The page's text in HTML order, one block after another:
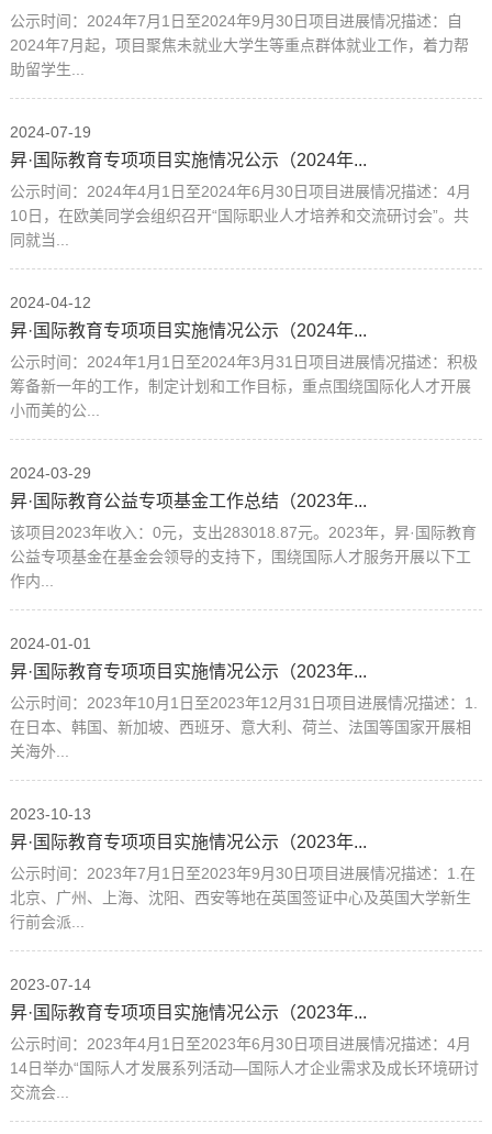
公示时间：2024年7月1日至2024年9月30日项目进展情况描述：自
2024年7月起，项目聚焦未就业大学生等重点群体就业工作，着力帮
助留学生...
2024-07-19
昇·国际教育专项项目实施情况公示（2024年...
公示时间：2024年4月1日至2024年6月30日项目进展情况描述：4月
10日，在欧美同学会组织召开“国际职业人才培养和交流研讨会”。共
同就当...
2024-04-12
昇·国际教育专项项目实施情况公示（2024年...
公示时间：2024年1月1日至2024年3月31日项目进展情况描述：积极
筹备新一年的工作，制定计划和工作目标，重点围绕国际化人才开展
小而美的公...
2024-03-29
昇·国际教育公益专项基金工作总结（2023年...
该项目2023年收入：0元，支出283018.87元。2023年，昇·国际教育
公益专项基金在基金会领导的支持下，围绕国际人才服务开展以下工
作内...
2024-01-01
昇·国际教育专项项目实施情况公示（2023年...
公示时间：2023年10月1日至2023年12月31日项目进展情况描述：1.
在日本、韩国、新加坡、西班牙、意大利、荷兰、法国等国家开展相
关海外...
2023-10-13
昇·国际教育专项项目实施情况公示（2023年...
公示时间：2023年7月1日至2023年9月30日项目进展情况描述：1.在
北京、广州、上海、沈阳、西安等地在英国签证中心及英国大学新生
行前会派...
2023-07-14
昇·国际教育专项项目实施情况公示（2023年...
公示时间：2023年4月1日至2023年6月30日项目进展情况描述：4月
14日举办“国际人才发展系列活动—国际人才企业需求及成长环境研讨
交流会...